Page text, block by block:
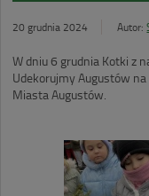
20 grudnia 2024 Autor:
W dniu 6 grudnia Kotki z
Udekorujmy Augustów
Miasta Augustów.